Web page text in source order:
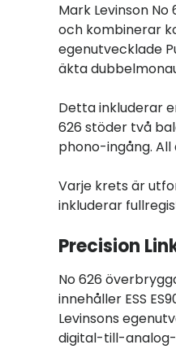
Mark Levinson
och kombinerar
egenutvecklade
äkta
Detta inkluderar
626 stöder två
phono-ingång.
Varje krets är
inkluderar
Precision
No 626
innehåller ESS
Levinsons
digital-till-